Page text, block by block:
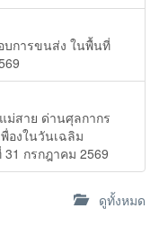
บการขนส่ง ในพื้นที่
ม่สาย ด่านศุลกากร
องในวันเฉลิม
กรกฎาคม 2569
ดูทั้งหมด